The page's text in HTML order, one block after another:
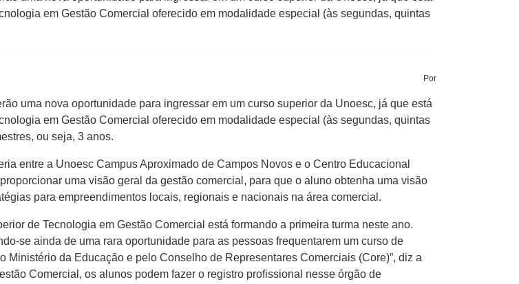
em Gestão Comercial oferecido em modalidade especial (às segundas, quintas
Por
uma nova oportunidade para ingressar em um curso superior da Unoesc, já que está
em Gestão Comercial oferecido em modalidade especial (às segundas, quintas
ou seja, 3 anos.
entre a Unoesc Campus Aproximado de Campos Novos e o Centro Educacional
uma visão geral da gestão comercial, para que o aluno obtenha uma visão
para empreendimentos locais, regionais e nacionais na área comercial.
de Tecnologia em Gestão Comercial está formando a primeira turma neste ano.
se ainda de uma rara oportunidade para as pessoas frequentarem um curso de
da Educação e pelo Conselho de Representares Comerciais (Core)”, diz a
Comercial, os alunos podem fazer o registro profissional nesse órgão de